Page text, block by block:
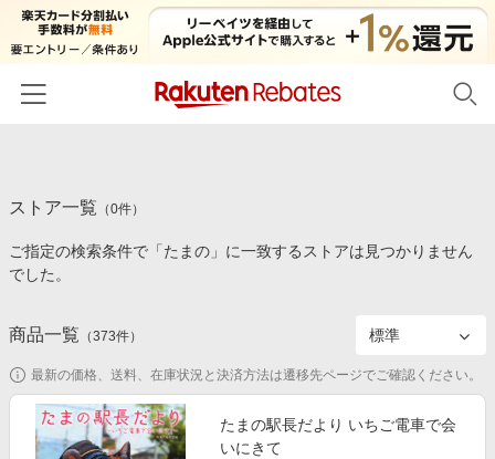
カテゴリー一覧
百貨店・総合ECモール
食品・スイーツ・お酒
コスメ・健康・医薬品
キッズ・ベビー用品
イベント一覧
初回購入者限定特典
対象ストア新規限定特典
新着ストアのご紹介
電子書籍特集
楽天IDでログイン/会員登録
ストア一覧 （0件）
ご指定の検索条件で「たまの」に一致するストアは見つかりません
でした。
商品一覧 （373件）
最新の価格、送料、在庫状況と決済方法は遷移先ページでご確認ください。
たまの駅長だより いちご電車で会
いにきて